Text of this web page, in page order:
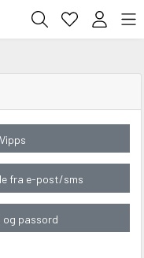
fra e-post/sms
og passord